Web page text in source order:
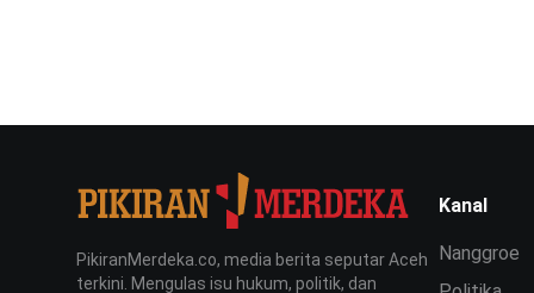
PikiranMerdeka.co, media berita seputar Aceh
terkini. Mengulas isu hukum, politik, dan
Kanal
Nanggroe